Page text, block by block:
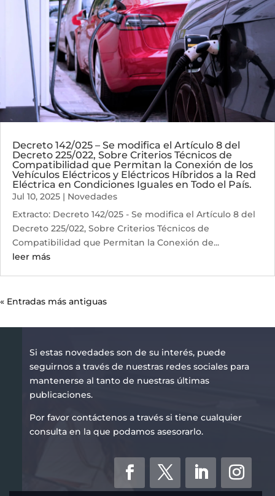
Decreto 142/025 – Se modifica el Artículo 8 del
Decreto 225/022, Sobre Criterios Técnicos de
Compatibilidad que Permitan la Conexión de los
Vehículos Eléctricos y Eléctricos Híbridos a la Red
Eléctrica en Condiciones Iguales en Todo el País.
Jul 10, 2025 | Novedades
Extracto: Decreto 142/025 - Se modifica el Artículo 8 del
Decreto 225/022, Sobre Criterios Técnicos de
Compatibilidad que Permitan la Conexión de...
leer más
« Entradas más antiguas
Si estas novedades son de su interés, puede
seguirnos a través de nuestras redes sociales para
mantenerse al tanto de nuestras últimas
publicaciones.
Por favor contáctenos a través si tiene cualquier
consulta en la que podamos asesorarlo.